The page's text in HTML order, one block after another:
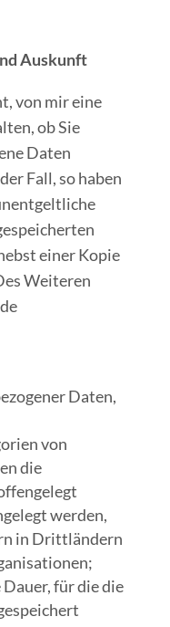
Auskunft
von mir eine
ob Sie
Daten
Fall, so haben
einer Kopie
Weiteren
Daten,
von
die
werden,
in Drittländern
für die die